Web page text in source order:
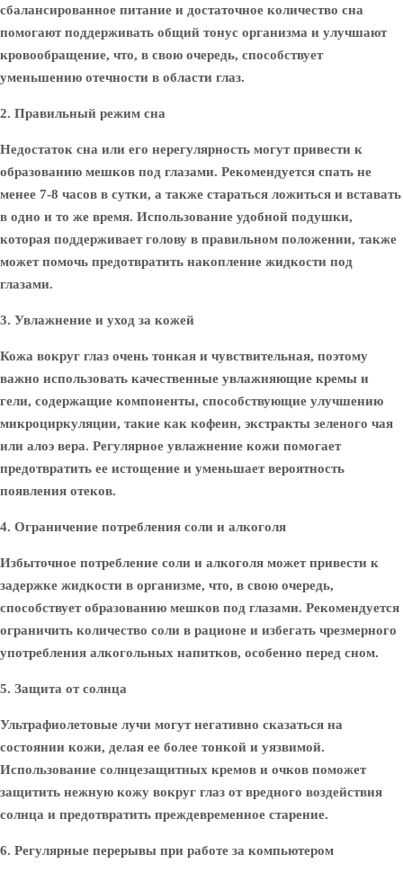
сбалансированное питание и достаточное количество сна
помогают поддерживать общий тонус организма и улучшают
кровообращение, что, в свою очередь, способствует
уменьшению отечности в области глаз.
2. Правильный режим сна
Недостаток сна или его нерегулярность могут привести к
образованию мешков под глазами. Рекомендуется спать не
менее 7-8 часов в сутки, а также стараться ложиться и вставать
в одно и то же время. Использование удобной подушки,
которая поддерживает голову в правильном положении, также
может помочь предотвратить накопление жидкости под
глазами.
3. Увлажнение и уход за кожей
Кожа вокруг глаз очень тонкая и чувствительная, поэтому
важно использовать качественные увлажняющие кремы и
гели, содержащие компоненты, способствующие улучшению
микроциркуляции, такие как кофеин, экстракты зеленого чая
или алоэ вера. Регулярное увлажнение кожи помогает
предотвратить ее истощение и уменьшает вероятность
появления отеков.
4. Ограничение потребления соли и алкоголя
Избыточное потребление соли и алкоголя может привести к
задержке жидкости в организме, что, в свою очередь,
способствует образованию мешков под глазами. Рекомендуется
ограничить количество соли в рационе и избегать чрезмерного
употребления алкогольных напитков, особенно перед сном.
5. Защита от солнца
Ультрафиолетовые лучи могут негативно сказаться на
состоянии кожи, делая ее более тонкой и уязвимой.
Использование солнцезащитных кремов и очков поможет
защитить нежную кожу вокруг глаз от вредного воздействия
солнца и предотвратить преждевременное старение.
6. Регулярные перерывы при работе за компьютером